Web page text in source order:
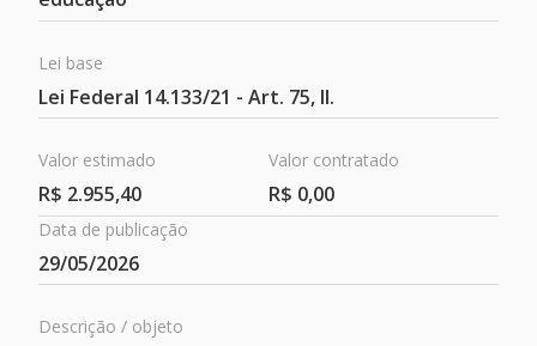
Lei base
Lei Federal 14.133/21 - Art. 75, II.
Valor estimado
R$ 2.955,40
Valor contratado
R$ 0,00
Data de publicação
29/05/2026
Descrição / objeto